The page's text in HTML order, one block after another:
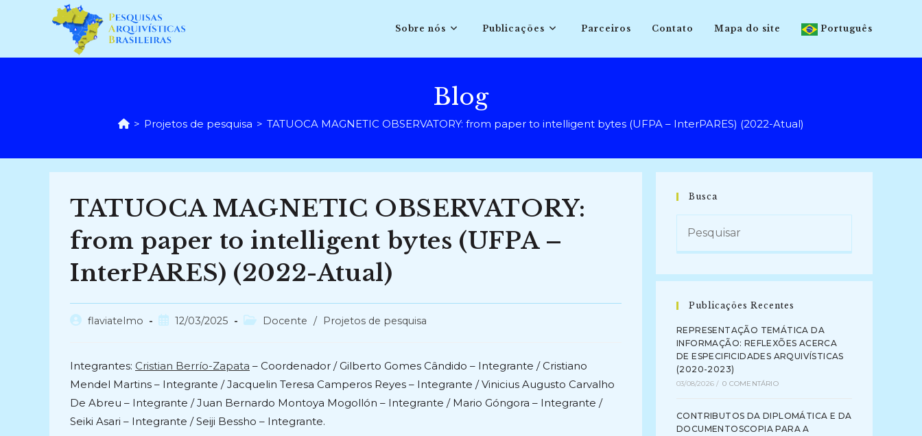
conteúdo
Sobre nós Publicações Parceiros Contato Mapa do site Português
Blog
> Projetos de pesquisa > TATUOCA MAGNETIC OBSERVATORY: from paper to intelligent bytes (UFPA – InterPARES) (2022-Atual)
TATUOCA MAGNETIC OBSERVATORY:
from paper to intelligent bytes (UFPA –
InterPARES) (2022-Atual)
Autorflaviatelmo
Post12/03/2025
Categoria
Docente / Projetos de pesquisa
Integrantes: Cristian Berrío-Zapata – Coordenador / Gilberto Gomes Cândido – Integrante / Cristiano
Mendel Martins – Integrante / Jacquelin Teresa Camperos Reyes – Integrante / Vinicius Augusto Carvalho
De Abreu – Integrante / Juan Bernardo Montoya Mogollón – Integrante / Mario Góngora – Integrante /
Seiki Asari – Integrante / Seiji Bessho – Integrante.
Busca
Publicações Recentes
REPRESENTAÇÃO TEMÁTICA DA
INFORMAÇÃO: REFLEXÕES ACERCA
DE ESPECIFICIDADES ARQUIVÍSTICAS
(2020-2023)
03/08/2026 / 0 COMENTÁRIO
CONTRIBUTOS DA DIPLOMÁTICA E DA
DOCUMENTOSCOPIA PARA A